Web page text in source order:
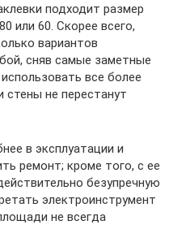
подходит размер
или 60. Скорее всего,
вариантов
сняв самые заметные
все более
не перестанут
в эксплуатации и
ремонт; кроме того, с ее
безупречную
электроинструмент
не всегда